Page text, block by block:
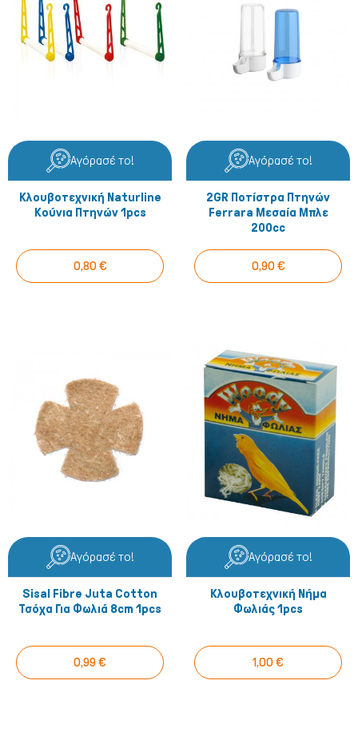
Αγόρασέ το!
Κλουβοτεχνική Naturline
Κούνια Πτηνών 1pcs
0,80 €
Αγόρασέ το!
2GR Ποτίστρα Πτηνών
Ferrara Μεσαία Μπλε
200cc
0,90 €
Αγόρασέ το!
Sisal Fibre Juta Cotton
Τσόχα Για Φωλιά 8cm 1pcs
0,99 €
Αγόρασέ το!
Κλουβοτεχνική Νήμα
Φωλιάς 1pcs
1,00 €